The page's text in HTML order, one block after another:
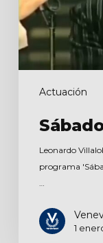
Actuación
Leonardo
programa
…
1